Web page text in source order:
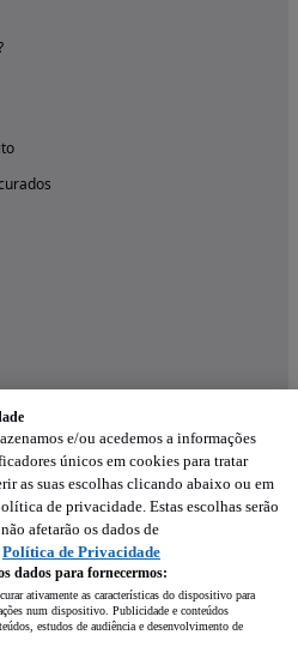
a aplicação
e/ou acedemos a informações
únicos em cookies para tratar
as suas escolhas clicando abaixo ou em
de privacidade. Estas escolhas serão
afetarão os dados de
Política de Privacidade
dados para fornecermos:
ativamente as características do dispositivo para
num dispositivo. Publicidade e conteúdos
estudos de audiência e desenvolvimento de